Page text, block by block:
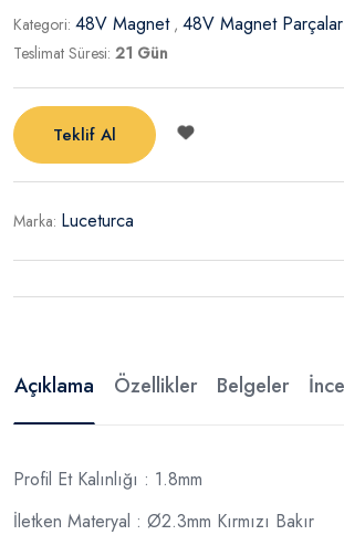
Kategori: 48V Magnet, 48V Magnet
Teslimat Süresi: 21 Gün
Teklif Al
Marka: Luceturca
Açıklama Özellikler Belgeler
Profil Et Kalınlığı : 1.8mm
İletken Materyal : Ø2.3mm Kırmızı Bakır